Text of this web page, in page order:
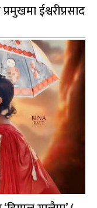
ईश्वरीप्रसाद